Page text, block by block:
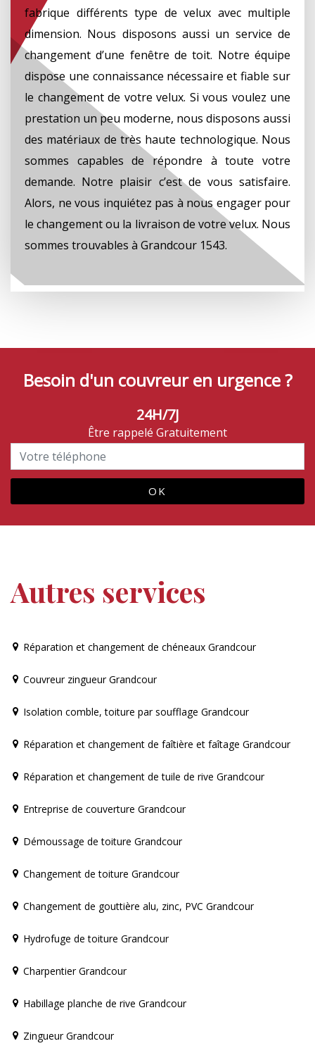
fabrique différents type de velux avec multiple
dimension. Nous disposons aussi un service de
changement d’une fenêtre de toit. Notre équipe
dispose une connaissance nécessaire et fiable sur
le changement de votre velux. Si vous voulez une
prestation un peu moderne, nous disposons aussi
des matériaux de très haute technologique. Nous
sommes capables de répondre à toute votre
demande. Notre plaisir c’est de vous satisfaire.
Alors, ne vous inquiétez pas à nous engager pour
le changement ou la livraison de votre velux. Nous
sommes trouvables à Grandcour 1543.
Besoin d'un couvreur en urgence ?
24H/7J
Être rappelé Gratuitement
Autres services
Réparation et changement de chéneaux Grandcour
Couvreur zingueur Grandcour
Isolation comble, toiture par soufflage Grandcour
Réparation et changement de faîtière et faîtage Grandcour
Réparation et changement de tuile de rive Grandcour
Entreprise de couverture Grandcour
Démoussage de toiture Grandcour
Changement de toiture Grandcour
Changement de gouttière alu, zinc, PVC Grandcour
Hydrofuge de toiture Grandcour
Charpentier Grandcour
Habillage planche de rive Grandcour
Zingueur Grandcour